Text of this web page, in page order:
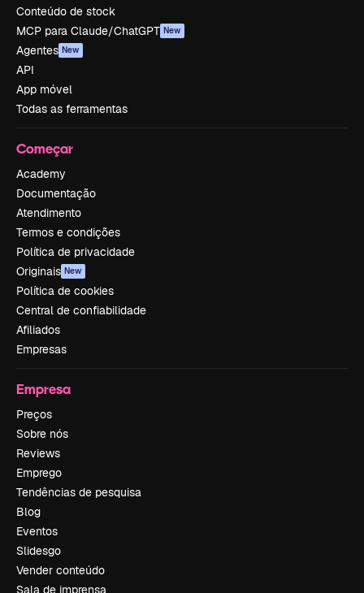
Conteúdo de stock
MCP para Claude/ChatGPT New
Agentes New
API
App móvel
Todas as ferramentas
Começar
Academy
Documentação
Atendimento
Termos e condições
Política de privacidade
Originais New
Política de cookies
Central de confiabilidade
Afiliados
Empresas
Empresa
Preços
Sobre nós
Reviews
Emprego
Tendências de pesquisa
Blog
Eventos
Slidesgo
Vender conteúdo
Sala de imprensa